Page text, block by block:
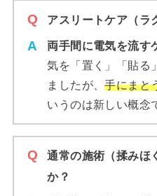
アスリートケア（ラ
両手間に電気を流す
気を「置く」「貼る
ましたが、手にまと
いうのは新しい概念
通常の施術（揉みほ
か？